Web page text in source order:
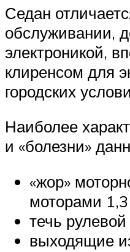
Седан
обслуживании,
электроникой,
клиренсом для
городских
Наиболее
и «болезни»
«жор»
моторами
течь
выходящие